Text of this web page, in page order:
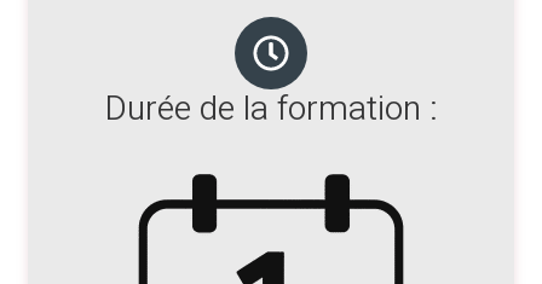
Durée de la formation :